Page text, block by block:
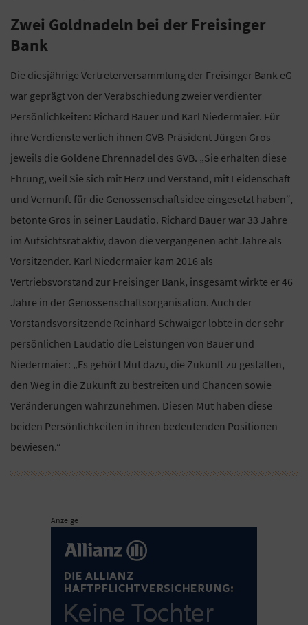
Zwei Goldnadeln bei der Freisinger
Bank
Die diesjährige Vertreterversammlung der Freisinger Bank eG
war geprägt von der Verabschiedung zweier verdienter
Persönlichkeiten: Richard Bauer und Karl Niedermaier. Für
ihre Verdienste verlieh ihnen GVB-Präsident Jürgen Gros
jeweils die Goldene Ehrennadel des GVB. „Sie erhalten diese
Ehrung, weil Sie sich mit Herz und Verstand, mit Leidenschaft
und Vernunft für die Genossenschaftsidee eingesetzt haben“,
betonte Gros in seiner Laudatio. Richard Bauer war 33 Jahre
im Aufsichtsrat aktiv, davon die vergangenen acht Jahre als
Vorsitzender. Karl Niedermaier kam 2016 als
Vertriebsvorstand zur Freisinger Bank, insgesamt wirkte er 46
Jahre in der Genossenschaftsorganisation. Auch der
Vorstandsvorsitzende Reinhard Schwaiger lobte in der sehr
persönlichen Laudatio die Leistungen von Bauer und
Niedermaier: „Es gehört Mut dazu, die Zukunft zu gestalten,
den Weg in die Zukunft zu bestreiten und Chancen sowie
Veränderungen wahrzunehmen. Diesen Mut haben diese
beiden Persönlichkeiten in ihren bedeutenden Positionen
bewiesen.“
Anzeige